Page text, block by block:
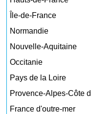
Île-de-France
Normandie
Nouvelle-Aquitaine
Occitanie
Pays de la Loire
Provence-Alpes-Côte
France d'outre-mer